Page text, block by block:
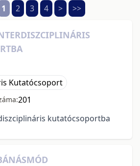
1 2 3 4 > >>
Kutatócsoport
201
kutatócsoportba